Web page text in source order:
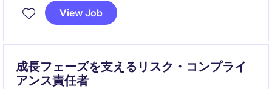
個別対応に留まらず、組織横断で機能するガバナンス
View Job
成長フェーズを支えるリスク・コンプライ
アンス責任者